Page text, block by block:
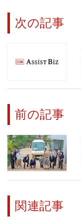
次の記事
前の記事
関連記事